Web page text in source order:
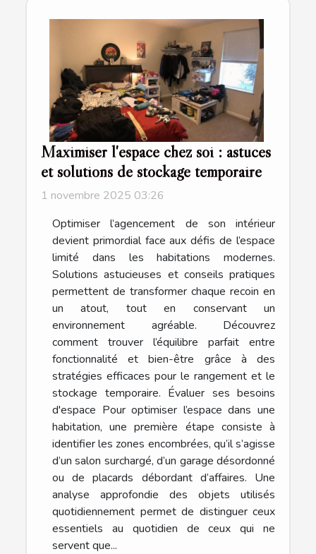
Maximiser l'espace chez soi : astuces
et solutions de stockage temporaire
1 novembre 2025 03:26
Optimiser l’agencement de son intérieur
devient primordial face aux défis de l’espace
limité dans les habitations modernes.
Solutions astucieuses et conseils pratiques
permettent de transformer chaque recoin en
un atout, tout en conservant un
environnement agréable. Découvrez
comment trouver l’équilibre parfait entre
fonctionnalité et bien-être grâce à des
stratégies efficaces pour le rangement et le
stockage temporaire. Évaluer ses besoins
d'espace Pour optimiser l’espace dans une
habitation, une première étape consiste à
identifier les zones encombrées, qu’il s’agisse
d’un salon surchargé, d’un garage désordonné
ou de placards débordant d’affaires. Une
analyse approfondie des objets utilisés
quotidiennement permet de distinguer ceux
essentiels au quotidien de ceux qui ne
servent que...